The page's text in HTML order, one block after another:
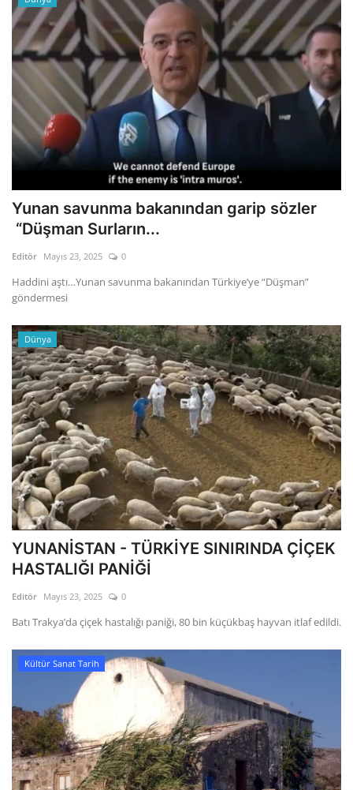
Yunan savunma bakanından garip sözler
“Düşman Surların...
Editör Mayıs 23, 2025 0
Haddini aştı…Yunan savunma bakanından Türkiye’ye “Düşman”
göndermesi
Dünya
YUNANİSTAN - TÜRKİYE SINIRINDA ÇİÇEK
HASTALIĞI PANİĞİ
Editör Mayıs 23, 2025 0
Batı Trakya’da çiçek hastalığı paniği, 80 bin küçükbaş hayvan itlaf edildi.
Kültür Sanat Tarih